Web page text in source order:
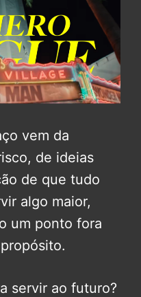
vem da
de ideias
de que tudo
algo maior,
um ponto fora
servir ao futuro?